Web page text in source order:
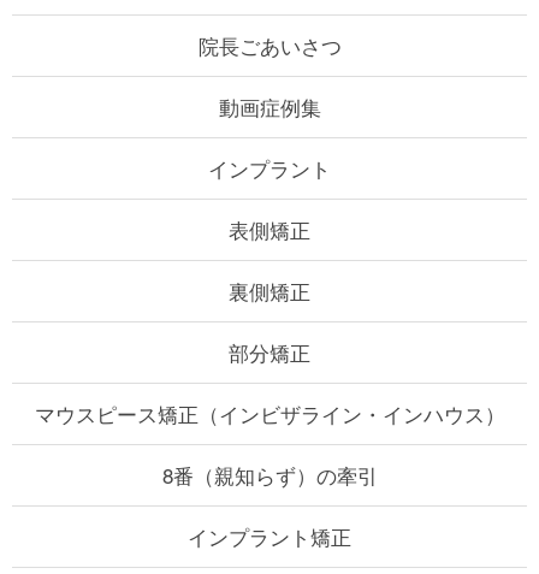
院長ごあいさつ
動画症例集
インプラント
表側矯正
裏側矯正
部分矯正
マウスピース矯正 （インビザライン・インハウス）
8番（親知らず）の牽引
インプラント矯正